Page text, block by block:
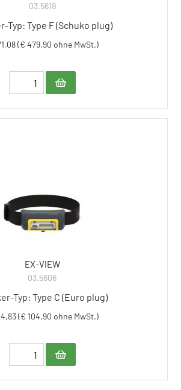
03.5619
Typ: Type F (Schuko plug)
(€ 479,90 ohne MwSt.)
EX-VIEW
03.5606
Typ: Type C (Euro plug)
(€ 104,90 ohne MwSt.)